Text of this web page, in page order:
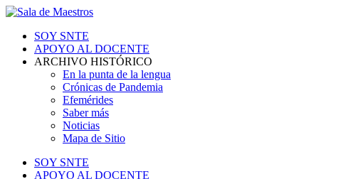
SOY SNTE
APOYO AL DOCENTE
ARCHIVO HISTÓRICO
En la punta de la lengua
Crónicas de Pandemia
Efemérides
Saber más
Noticias
Mapa de Sitio
SOY SNTE
APOYO AL DOCENTE